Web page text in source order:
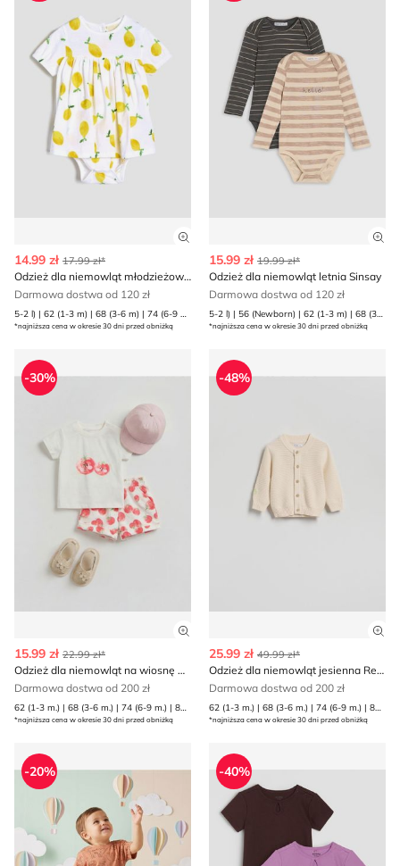
Zobacz szczegóły produktu
14.99 zł 17.99 zł*
Odzież dla niemowląt młodzieżowy Sinsay
Darmowa dostwa od 120 zł
5-2 l) | 62 (1-3 m) | 68 (3-6 m) | 74 (6-9 m) | 80 (9-12 m) | 86 (12-18 m) | 92 (1 | 98 (2-3 l)
*najniższa cena w okresie 30 dni przed obniżką
15.99 zł 19.99 zł*
Odzież dla niemowląt letnia Sinsay
Darmowa dostwa od 120 zł
5-2 l) | 56 (Newborn) | 62 (1-3 m) | 68 (3-6 m) | 74 (6-9 m) | 80 (9-12 m) | 86 (12-18 m) | 92 (1 | 98 (2-3 l)
*najniższa cena w okresie 30 dni przed obniżką
Odzież dla niemowląt na wiosnę Reserved
-30%
Zobacz szczegóły produktu
15.99 zł 22.99 zł*
Odzież dla niemowląt na wiosnę Reserved
Darmowa dostwa od 200 zł
62 (1-3 m.) | 68 (3-6 m.) | 74 (6-9 m.) | 80 (9-12 m.)
*najniższa cena w okresie 30 dni przed obniżką
Odzież dla niemowląt
-48%
25.99 zł 49.99 zł*
Odzież dla niemowląt jesienna Reserved
Darmowa dostwa od 200 zł
62 (1-3 m.) | 68 (3-6 m.) | 74 (6-9 m.) | 80 (9-12 m.)
*najniższa cena w okresie 30 dni przed obniżką
Odzież dla niemowląt na wiosnę Sinsay
-20%
Sinsay - Odzież dla
-40%